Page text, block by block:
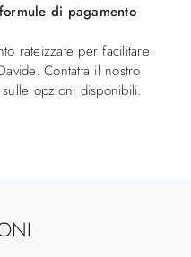
di pagamento
rateizzate per facilitare
Contatta il nostro
opzioni disponibili.